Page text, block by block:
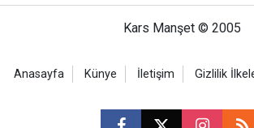
Kars Manşet © 2005
Anasayfa Künye İletişim Gizlilik